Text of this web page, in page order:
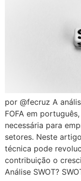
por @fecruz A
FOFA em
necessária para
setores. Neste
técnica pode
contribuição o
Análise SWOT?